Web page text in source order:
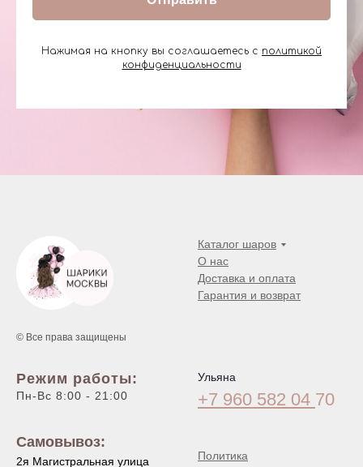
Нажимая на кнопку вы соглашаетесь с политикой
конфиденциальности
© Все права защищены
Каталог шаров
О нас
Доставка и оплата
Гарантия и возврат
Режим работы:
Пн-Вс 8:00 - 21:00
Самовывоз:
2я Магистральная улица
Ульяна
+7 960 582 04 70
Политика